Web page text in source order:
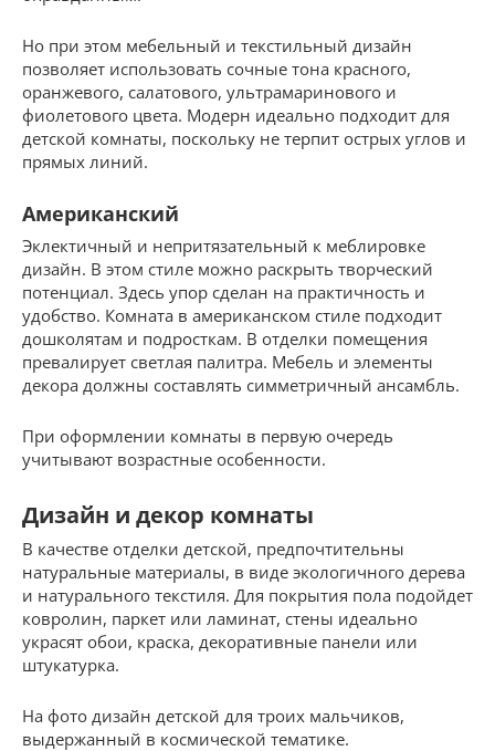
Но при этом мебельный и текстильный дизайн
позволяет использовать сочные тона красного,
оранжевого, салатового, ультрамаринового и
фиолетового цвета. Модерн идеально подходит для
детской комнаты, поскольку не терпит острых углов и
прямых линий.
Американский
Эклектичный и непритязательный к меблировке
дизайн. В этом стиле можно раскрыть творческий
потенциал. Здесь упор сделан на практичность и
удобство. Комната в американском стиле подходит
дошколятам и подросткам. В отделки помещения
превалирует светлая палитра. Мебель и элементы
декора должны составлять симметричный ансамбль.
При оформлении комнаты в первую очередь
учитывают возрастные особенности.
Дизайн и декор комнаты
В качестве отделки детской, предпочтительны
натуральные материалы, в виде экологичного дерева
и натурального текстиля. Для покрытия пола подойдет
ковролин, паркет или ламинат, стены идеально
украсят обои, краска, декоративные панели или
штукатурка.
На фото дизайн детской для троих мальчиков,
выдержанный в космической тематике.